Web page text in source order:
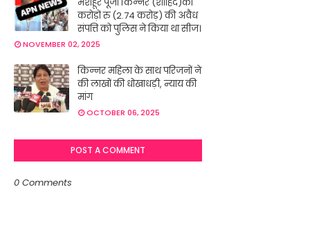
करोड़ों रु (2.74 करोड़) की अवैध
संपत्ति को पुलिस ने किया था सीज।
NOVEMBER 02, 2025
किन्नर महिला के साथ परिजनों ने
की लाखों की धोखाधड़ी, न्याय की
मांग
OCTOBER 06, 2025
POST A COMMENT
0 Comments